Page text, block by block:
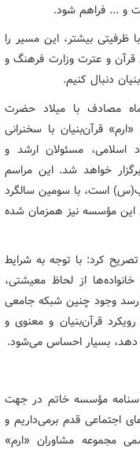
و ... فراهم شود.
ظرفیتی بیشتر، این مسیر را
و عترت وزارت فرهنگ و
دنبال کنیم.
مصادف با میلاد حضرت
قرآن‌بنیان با سخنرانی
اسلامی، مسئولان ارشد و
خواهد شد. این مراسم
است، با سومین سالگرد
این مؤسسه نیز همزمان شده
کرد: با توجه به شرایط
از لحاظ معیشتی،
وجود چنین شبکه جامعی
قرآن‌بنیان و معنوی و
دهد، بسیار احساس می‌شود.
مؤسسه خاتم در جهت
اجتماعی قدم برمی‌داریم و
مجموعه مشاوران «ارم»